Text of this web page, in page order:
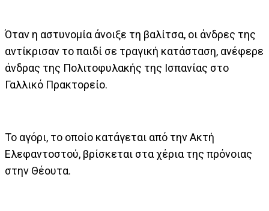
Όταν η αστυνομία άνοιξε τη βαλίτσα, οι άνδρες της
αντίκρισαν το παιδί σε τραγική κατάσταση, ανέφερε
άνδρας της Πολιτοφυλακής της Ισπανίας στο
Γαλλικό Πρακτορείο.
Το αγόρι, το οποίο κατάγεται από την Ακτή
Ελεφαντοστού, βρίσκεται στα χέρια της πρόνοιας
στην Θέουτα.